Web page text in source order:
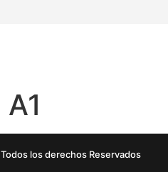
los derechos Reservados